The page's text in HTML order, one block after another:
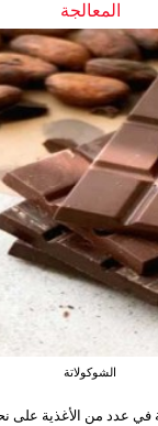
المعالجة
الشوكولاتة
في عدد من الأغذية على